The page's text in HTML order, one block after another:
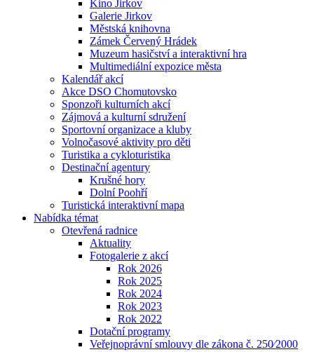
Kino Jirkov
Galerie Jirkov
Městská knihovna
Zámek Červený Hrádek
Muzeum hasičství a interaktivní hra
Multimediální expozice města
Kalendář akcí
Akce DSO Chomutovsko
Sponzoři kulturních akcí
Zájmová a kulturní sdružení
Sportovní organizace a kluby
Volnočasové aktivity pro děti
Turistika a cykloturistika
Destinační agentury
Krušné hory
Dolní Poohří
Turistická interaktivní mapa
Nabídka témat
Otevřená radnice
Aktuality
Fotogalerie z akcí
Rok 2026
Rok 2025
Rok 2024
Rok 2023
Rok 2022
Dotační programy
Veřejnoprávní smlouvy dle zákona č. 250⁄2000